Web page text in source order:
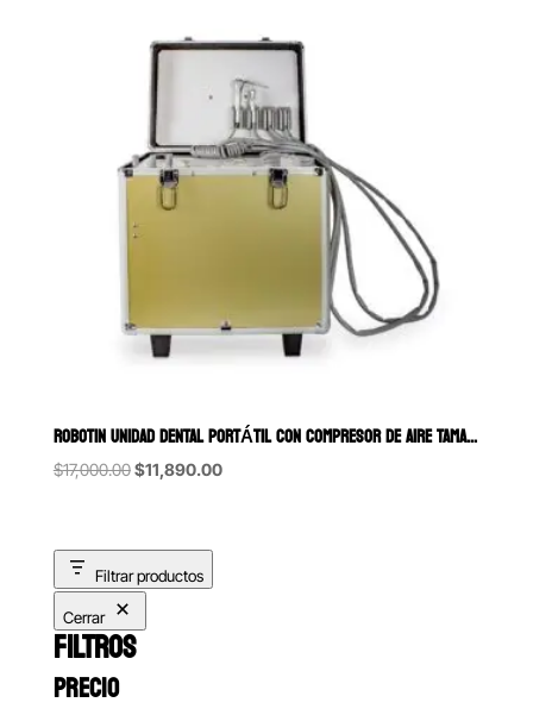
ROBOTIN UNIDAD DENTAL PORTÁTIL CON COMPRESOR DE AIRE TAMAÑO CHICO
$17,000.00Original
$17,000.00.
$11,890.00Current
Filtrar productos
Cerrar
FILTROS
PRECIO